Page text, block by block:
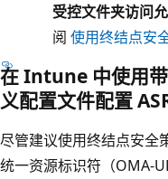
受控文件夹访问
阅 使用终结点安
在 Intune 中使用
义配置文件配置
尽管建议使用终结点安全
统一资源标识符（OMA-